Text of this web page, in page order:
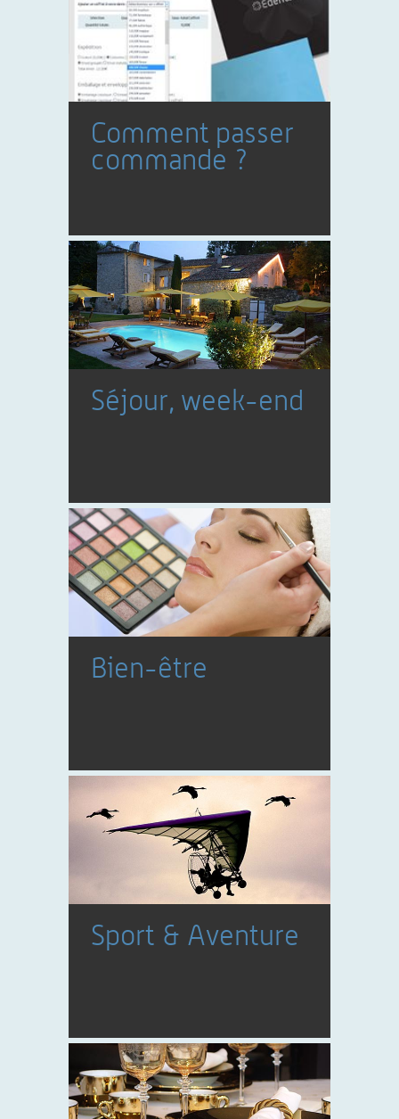
Comment passer
commande ?
Séjour, week-end
Bien-être
Sport & Aventure